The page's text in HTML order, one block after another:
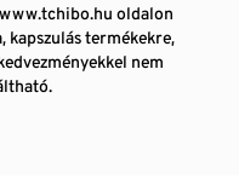
www.tchibo.hu oldalon
kapszulás termékekre,
nem